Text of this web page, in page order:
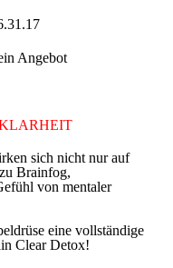
Angebot
sich nicht nur auf
Brainfog,
von mentaler
eine vollständige
Clear Detox!